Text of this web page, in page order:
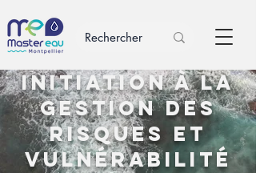
Initiation à la
gestion des
risques et
vulnérabilité